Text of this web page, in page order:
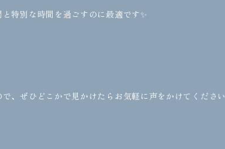
特別な時間を過ごすのに最適です✨
、ぜひどこかで見かけたらお気軽に声をかけてください